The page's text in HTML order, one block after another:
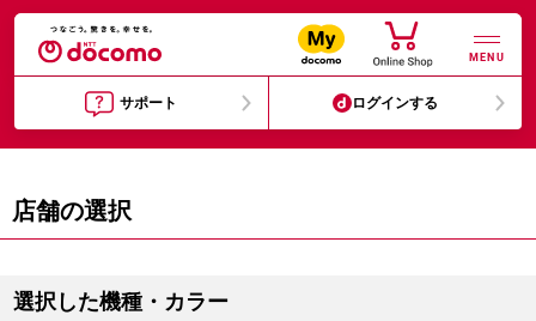
MENU
サポート ログインする
店舗の選択
選択した機種・カラー